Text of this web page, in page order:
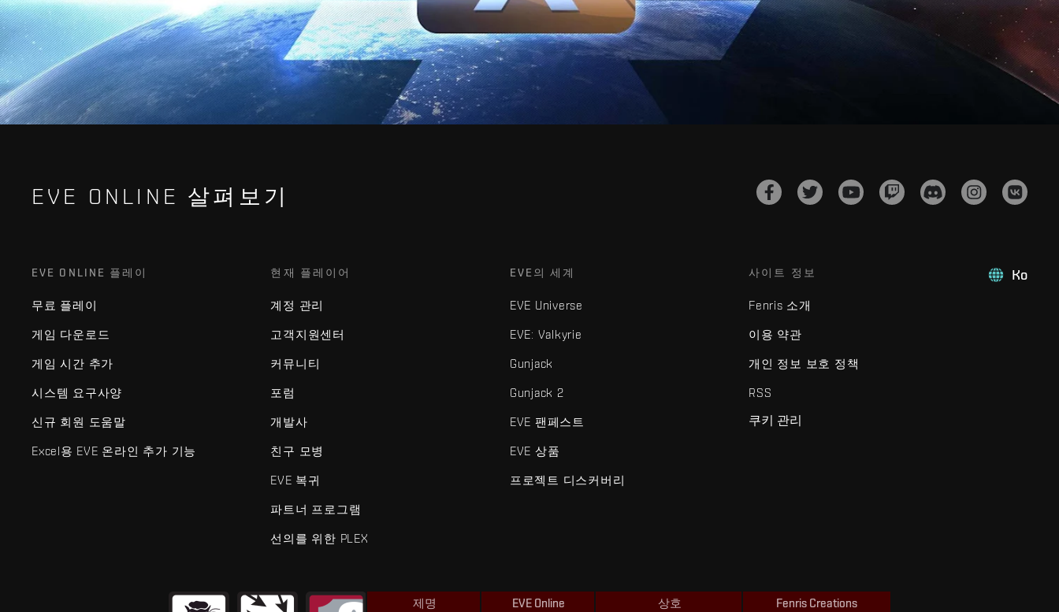
EVE ONLINE 살펴보기
Ko
EVE ONLINE 플레이
무료 플레이
게임 다운로드
게임 시간 추가
시스템 요구사양
신규 회원 도움말
Excel용 EVE 온라인 추가 기능
현재 플레이어
계정 관리
고객지원센터
커뮤니티
포럼
개발사
친구 모병
EVE 복귀
파트너 프로그램
선의를 위한 PLEX
EVE의 세계
EVE Universe
EVE: Valkyrie
Gunjack
Gunjack 2
EVE 팬페스트
EVE 상품
프로젝트 디스커버리
사이트 정보
Fenris 소개
이용 약관
개인 정보 보호 정책
RSS
쿠키 관리
제명 EVE Online 상호 Fenris Creations